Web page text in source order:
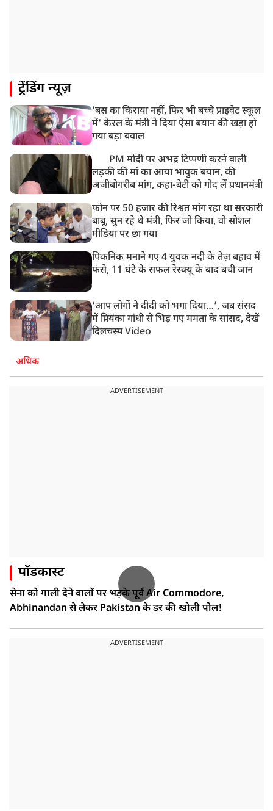
भारी हंगामे के बीच संसद की कार्यवाही दोपहर दो बजे तक के
9:38 AM
झारखंड: JPSC परीक्षा धांधली मामले में और पांच लोग गिरफ्तार,
अबतक 19 अरेस्ट
ट्रेंडिंग न्यूज़
'बस का किराया नहीं, फिर भी बच्चे प्राइवेट स्कूल
में' केरल के मंत्री ने दिया ऐसा बयान की खड़ा हो
गया बड़ा बवाल
PM मोदी पर अभद्र टिप्पणी करने वाली
लड़की की मां का आया भावुक बयान, की
अजीबोगरीब मांग, कहा-बेटी को गोद लें प्रधानमंत्री
फोन पर 50 हजार की रिश्वत मांग रहा था सरकारी
बाबू, सुन रहे थे मंत्री, फिर जो किया, वो सोशल
मीडिया पर छा गया
पिकनिक मनाने गए 4 युवक नदी के तेज़ बहाव में
फंसे, 11 घंटे के सफल रेस्क्यू के बाद बची जान
‘आप लोगों ने दीदी को भगा दिया…’, जब संसद
में प्रियंका गांधी से भिड़ गए ममता के सांसद, देखें
दिलचस्प Video
अधिक
ADVERTISEMENT
पॉडकास्ट
सेना को गाली देने वालों पर भड़के पूर्व Air Commodore,
Abhinandan से लेकर Pakistan के डर की खोली पोल!
ADVERTISEMENT